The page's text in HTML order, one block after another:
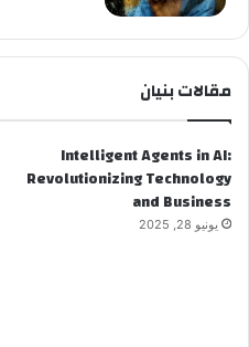
مقالات بنيان
Intelligent Agents in AI:
Revolutionizing Technology
and Business
يونيو 28, 2025